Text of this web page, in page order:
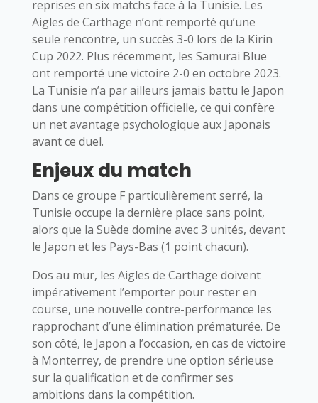
reprises en six matchs face à la Tunisie. Les
Aigles de Carthage n’ont remporté qu’une
seule rencontre, un succès 3-0 lors de la Kirin
Cup 2022. Plus récemment, les Samurai Blue
ont remporté une victoire 2-0 en octobre 2023.
La Tunisie n’a par ailleurs jamais battu le Japon
dans une compétition officielle, ce qui confère
un net avantage psychologique aux Japonais
avant ce duel.
Enjeux du match
Dans ce groupe F particulièrement serré, la
Tunisie occupe la dernière place sans point,
alors que la Suède domine avec 3 unités, devant
le Japon et les Pays-Bas (1 point chacun).
Dos au mur, les Aigles de Carthage doivent
impérativement l’emporter pour rester en
course, une nouvelle contre-performance les
rapprochant d’une élimination prématurée. De
son côté, le Japon a l’occasion, en cas de victoire
à Monterrey, de prendre une option sérieuse
sur la qualification et de confirmer ses
ambitions dans la compétition.